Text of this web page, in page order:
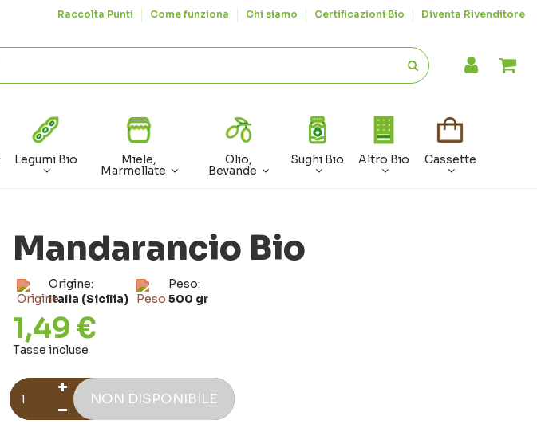
Raccolta Punti Come funziona Chi siamo Certificazioni Bio Diventa Rivenditore
Legumi Bio Miele,
Marmellate
Olio,
Bevande
Sughi Bio Altro Bio Cassette
Mandarancio Bio
Origine:
Italia (Sicilia)
Peso:
500 gr
1,49 €
Tasse incluse
NON DISPONIBILE